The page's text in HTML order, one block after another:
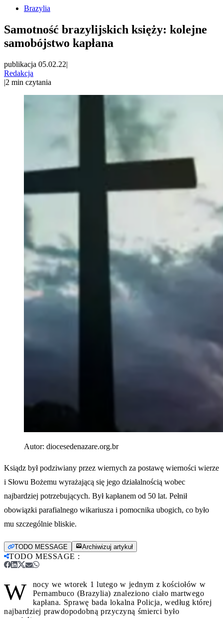
Brazylia
Samotność brazylijskich księży: kolejne
samobójstwo kapłana
publikacja 05.02.22|
Redakcja
|2 min czytania
Autor: diocesedenazare.org.br
Ksiądz był podziwiany przez wiernych za postawę wierności wierze
i Słowu Bożemu wyrażającą się jego działalnością wobec
najbardziej potrzebujących. Był kapłanem od 50 lat. Pełnił
obowiązki parafialnego wikariusza i pomocnika ubogich, co było
mu szczególnie bliskie.
TODO MESSAGE Archiwizuj artykuł
TODO MESSAGE :
W
nocy we wtorek 1 lutego w jednym z kościołów w
Pernambuco (Brazylia) znaleziono ciało martwego
kapłana. Sprawę bada lokalna Policja, według której
najbardziej prawdopodobną przyczyną śmierci było